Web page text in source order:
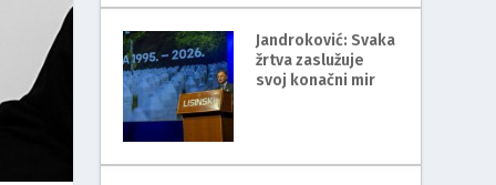
Jandroković: Svaka
žrtva zaslužuje
svoj konačni mir